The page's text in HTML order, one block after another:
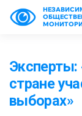
Эксперты:
стране
выборах»